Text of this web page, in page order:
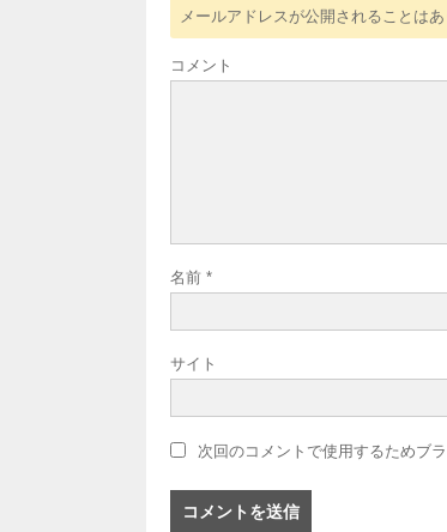
メールアドレスが公開されることはあ
コメント
名前 *
サイト
次回のコメントで使用するためブ